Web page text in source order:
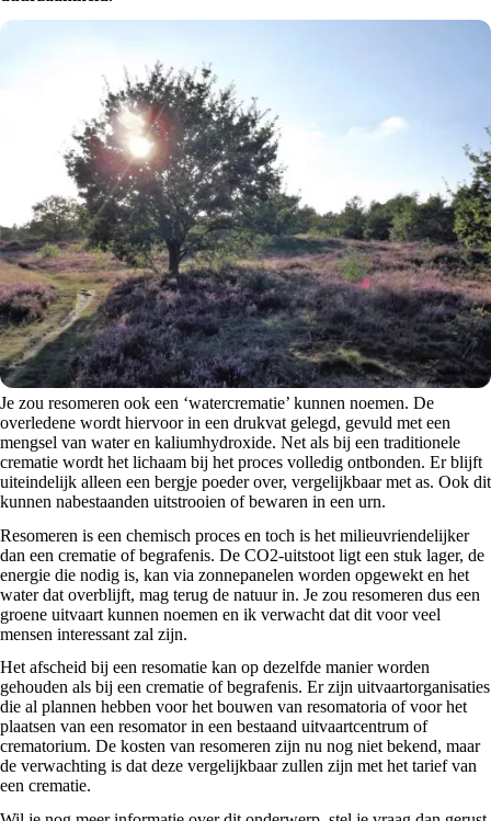
Je zou resomeren ook een ‘watercrematie’ kunnen noemen. De
overledene wordt hiervoor in een drukvat gelegd, gevuld met een
mengsel van water en kaliumhydroxide. Net als bij een traditionele
crematie wordt het lichaam bij het proces volledig ontbonden. Er blijft
uiteindelijk alleen een bergje poeder over, vergelijkbaar met as. Ook dit
kunnen nabestaanden uitstrooien of bewaren in een urn.
Resomeren is een chemisch proces en toch is het milieuvriendelijker
dan een crematie of begrafenis. De CO2-uitstoot ligt een stuk lager, de
energie die nodig is, kan via zonnepanelen worden opgewekt en het
water dat overblijft, mag terug de natuur in. Je zou resomeren dus een
groene uitvaart kunnen noemen en ik verwacht dat dit voor veel
mensen interessant zal zijn.
Het afscheid bij een resomatie kan op dezelfde manier worden
gehouden als bij een crematie of begrafenis. Er zijn uitvaartorganisaties
die al plannen hebben voor het bouwen van resomatoria of voor het
plaatsen van een resomator in een bestaand uitvaartcentrum of
crematorium. De kosten van resomeren zijn nu nog niet bekend, maar
de verwachting is dat deze vergelijkbaar zullen zijn met het tarief van
een crematie.